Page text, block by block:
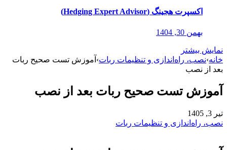
اکسپرت هجینگ (Hedging Expert Advisor)
بهمن 30, 1404
نمایش بیشتر
خانه›نصب، راه‌اندازی و تنظیمات ربات› آموزش تست صحیح ربات
بعد از نصب
آموزش تست صحیح ربات بعد از نصب
تیر 3, 1405
نصب، راه‌اندازی و تنظیمات ربات